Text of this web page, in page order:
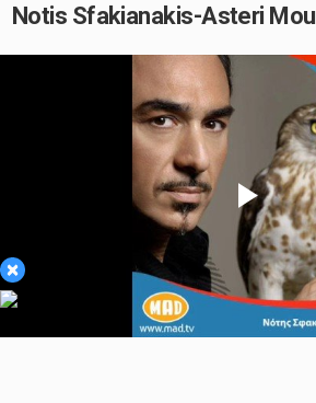
Notis Sfakianakis-Asteri Mou
×